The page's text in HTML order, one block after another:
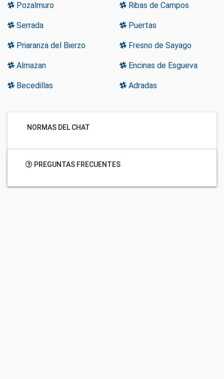
Pozalmuro Ribas de Campos
Serrada Puertas
Priaranza del Bierzo Fresno de Sayago
Almazan Encinas de Esgueva
Becedillas Adradas
NORMAS DEL CHAT
PREGUNTAS FRECUENTES